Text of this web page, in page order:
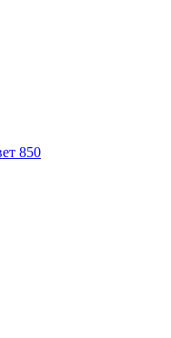
850